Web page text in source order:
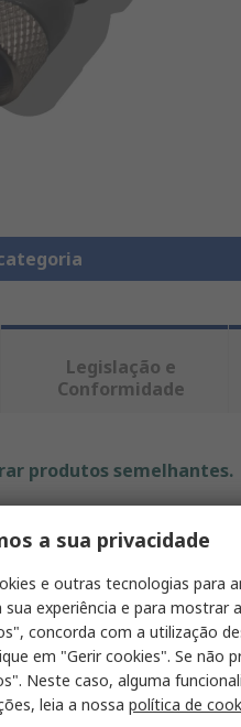
Legislação e
Conformidade
produtos semelhantes.
Tipo J
a sua privacidade
e outras tecnologias para
sua experiência e para mostrar
concorda com a utilização
em "Gerir cookies". Se não
Neste caso, alguma
leia a nossa política de